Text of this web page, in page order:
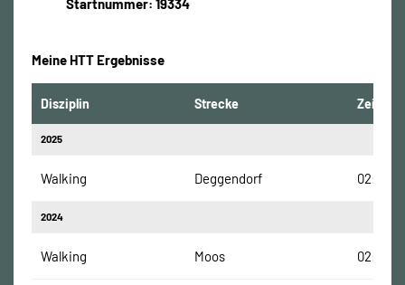
Startnummer: 19334
Meine HTT Ergebnisse
Disziplin Strecke Zeit
2025
Walking Deggendorf
2024
Walking Moos